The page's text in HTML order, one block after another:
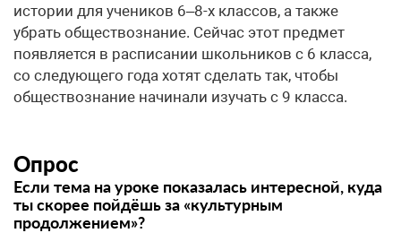
истории для учеников 6–8-х классов, а также
убрать обществознание. Сейчас этот предмет
появляется в расписании школьников с 6 класса,
со следующего года хотят сделать так, чтобы
обществознание начинали изучать с 9 класса.
Опрос
Если тема на уроке показалась интересной, куда
ты скорее пойдёшь за «культурным
продолжением»?